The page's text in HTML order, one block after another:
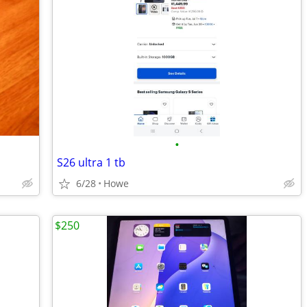
•
S26 ultra 1 tb
6/28 Howe
$250